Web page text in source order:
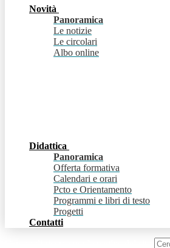
Novità
Panoramica
Le notizie
Le circolari
Albo online
Didattica
Panoramica
Offerta formativa
Calendari e orari
Pcto e Orientamento
Programmi e libri di testo
Progetti
Contatti